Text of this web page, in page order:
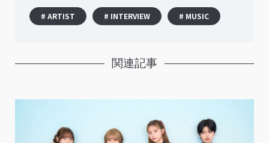
# ARTIST # INTERVIEW # MUSIC
関連記事